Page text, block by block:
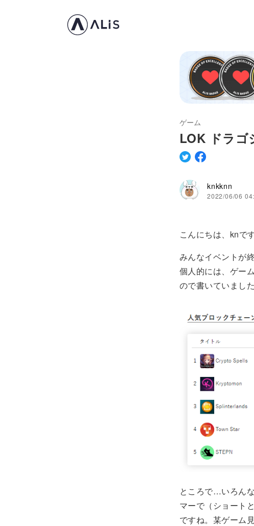
ゲーム
LOK ドラゴ
knkknn
2022/06/06
こんにちは、knです
みんなイベントが
個人的には、ゲー
ので書いていました
ところで…いろん
マーで（ショート
ですね。某ゲーム